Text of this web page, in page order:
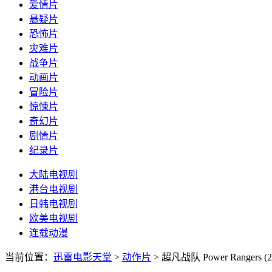
爱情片
悬疑片
恐怖片
灾难片
战争片
动画片
冒险片
惊悚片
奇幻片
剧情片
纪录片
大陆电视剧
港台电视剧
日韩电视剧
欧美电视剧
连载动漫
当前位置： 迅雷电影天堂 > 动作片 > 超凡战队 Power Rangers